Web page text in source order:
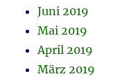
Juni 2019
Mai 2019
April 2019
März 2019